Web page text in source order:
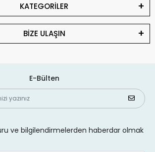
KATEGORİLER
BİZE ULAŞIN
E-Bülten
ve bilgilendirmelerden haberdar olmak